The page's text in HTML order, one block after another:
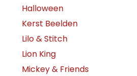
Halloween
Kerst Beelden
Lilo & Stitch
Lion King
Mickey & Friends